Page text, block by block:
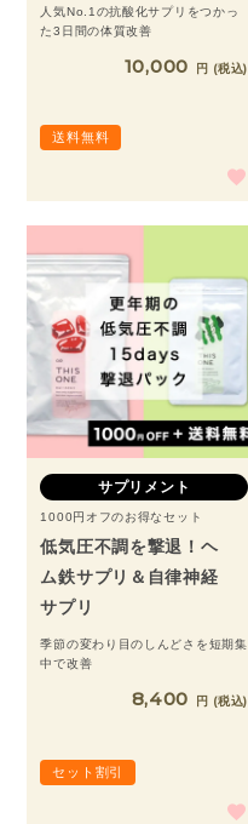
人気No.1の抗酸化サプリをつかっ
た3日間の体質改善
10,000 税込
送料無料
サプリメント
1000円オフのお得なセット
低気圧不調を撃退！ヘ
ム鉄サプリ＆自律神経
サプリ
季節の変わり目のしんどさを短期集
中で改善
8,400 税込
セット割引